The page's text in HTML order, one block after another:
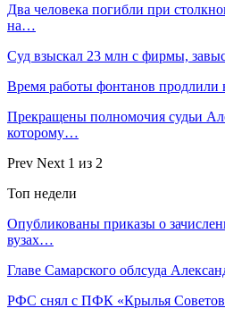
Два человека погибли при
на…
Суд взыскал 23 млн с фирмы,
Время работы фонтанов продлили
Прекращены полномочия судьи
которому…
Prev Next 1 из 2
Топ недели
Опубликованы приказы о
вузах…
Главе Самарского облсуда
РФС снял с ПФК «Крылья